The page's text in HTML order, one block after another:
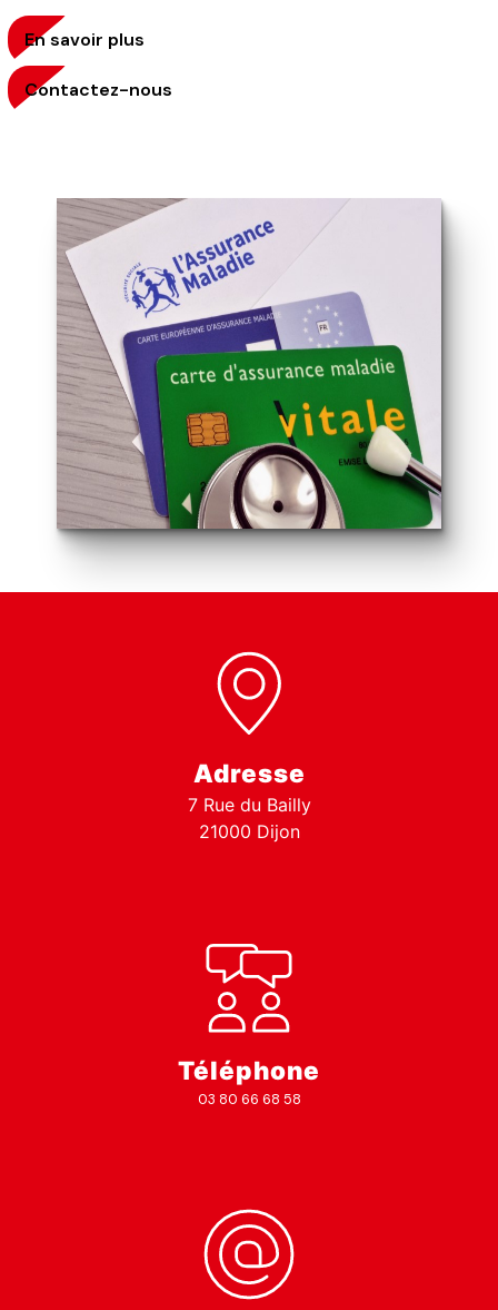
En savoir plus
Contactez-nous
Adresse
7 Rue du Bailly
21000 Dijon
Téléphone
03 80 66 68 58